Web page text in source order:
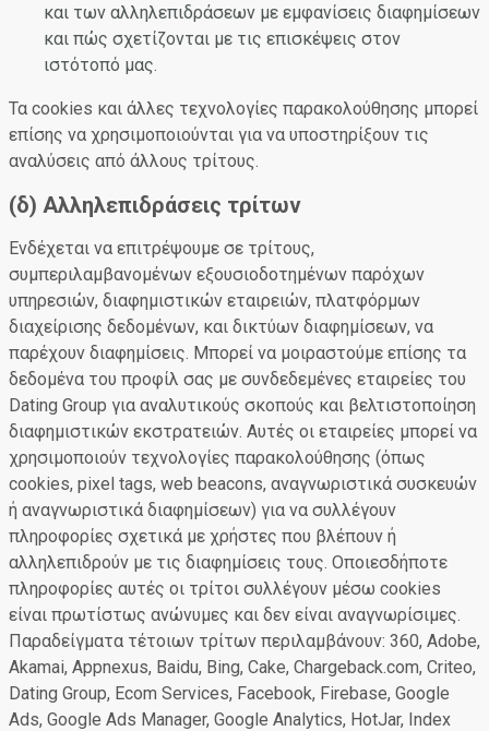
και των αλληλεπιδράσεων με εμφανίσεις διαφημίσεων
και πώς σχετίζονται με τις επισκέψεις στον
ιστότοπό μας.
Τα cookies και άλλες τεχνολογίες παρακολούθησης μπορεί
επίσης να χρησιμοποιούνται για να υποστηρίξουν τις
αναλύσεις από άλλους τρίτους.
(δ) Αλληλεπιδράσεις τρίτων
Ενδέχεται να επιτρέψουμε σε τρίτους,
συμπεριλαμβανομένων εξουσιοδοτημένων παρόχων
υπηρεσιών, διαφημιστικών εταιρειών, πλατφόρμων
διαχείρισης δεδομένων, και δικτύων διαφημίσεων, να
παρέχουν διαφημίσεις. Μπορεί να μοιραστούμε επίσης τα
δεδομένα του προφίλ σας με συνδεδεμένες εταιρείες του
Dating Group για αναλυτικούς σκοπούς και βελτιστοποίηση
διαφημιστικών εκστρατειών. Αυτές οι εταιρείες μπορεί να
χρησιμοποιούν τεχνολογίες παρακολούθησης (όπως
cookies, pixel tags, web beacons, αναγνωριστικά συσκευών
ή αναγνωριστικά διαφημίσεων) για να συλλέγουν
πληροφορίες σχετικά με χρήστες που βλέπουν ή
αλληλεπιδρούν με τις διαφημίσεις τους. Οποιεσδήποτε
πληροφορίες αυτές οι τρίτοι συλλέγουν μέσω cookies
είναι πρωτίστως ανώνυμες και δεν είναι αναγνωρίσιμες.
Παραδείγματα τέτοιων τρίτων περιλαμβάνουν: 360, Adobe,
Akamai, Appnexus, Baidu, Bing, Cake, Chargeback.com, Criteo,
Dating Group, Ecom Services, Facebook, Firebase, Google
Ads, Google Ads Manager, Google Analytics, HotJar, Index